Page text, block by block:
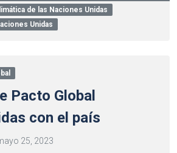
de las Naciones Unidas
Unidas
Pacto Global
con el país
25, 2023